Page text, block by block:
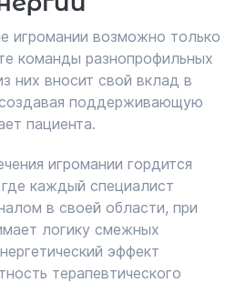
игромании возможно только
команды разнопрофильных
них вносит свой вклад в
поддерживающую
пациента.
игромании гордится
каждый специалист
в своей области, при
логику смежных
эффект
терапевтического